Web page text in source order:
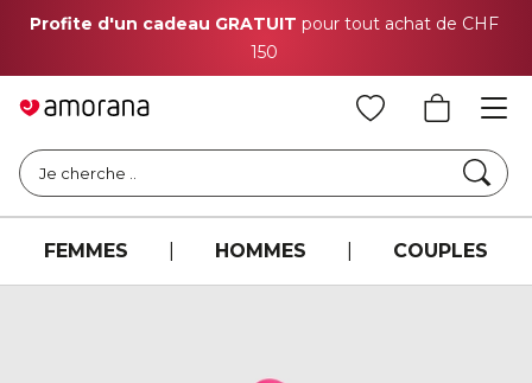
Profite d'un cadeau GRATUIT pour tout achat de CHF
150
Je cherche ..
FEMMES HOMMES COUPLES